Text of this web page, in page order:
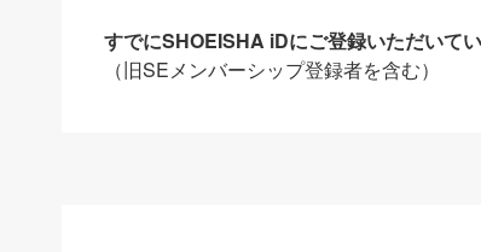
すでにSHOEISHA iDにご登録いただいて
（旧SEメンバーシップ登録者を含む）